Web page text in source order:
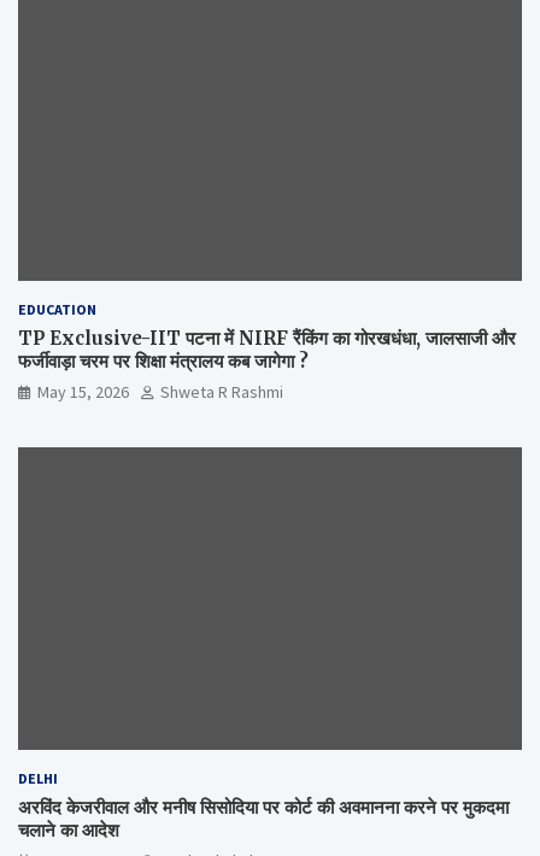
EDUCATION
TP Exclusive-IIT पटना में NIRF रैंकिंग का गोरखधंधा, जालसाजी और
फर्जीवाड़ा चरम पर शिक्षा मंत्रालय कब जागेगा ?
May 15, 2026 Shweta R Rashmi
DELHI
अरविंद केजरीवाल और मनीष सिसोदिया पर कोर्ट की अवमानना करने पर मुकदमा
चलाने का आदेश